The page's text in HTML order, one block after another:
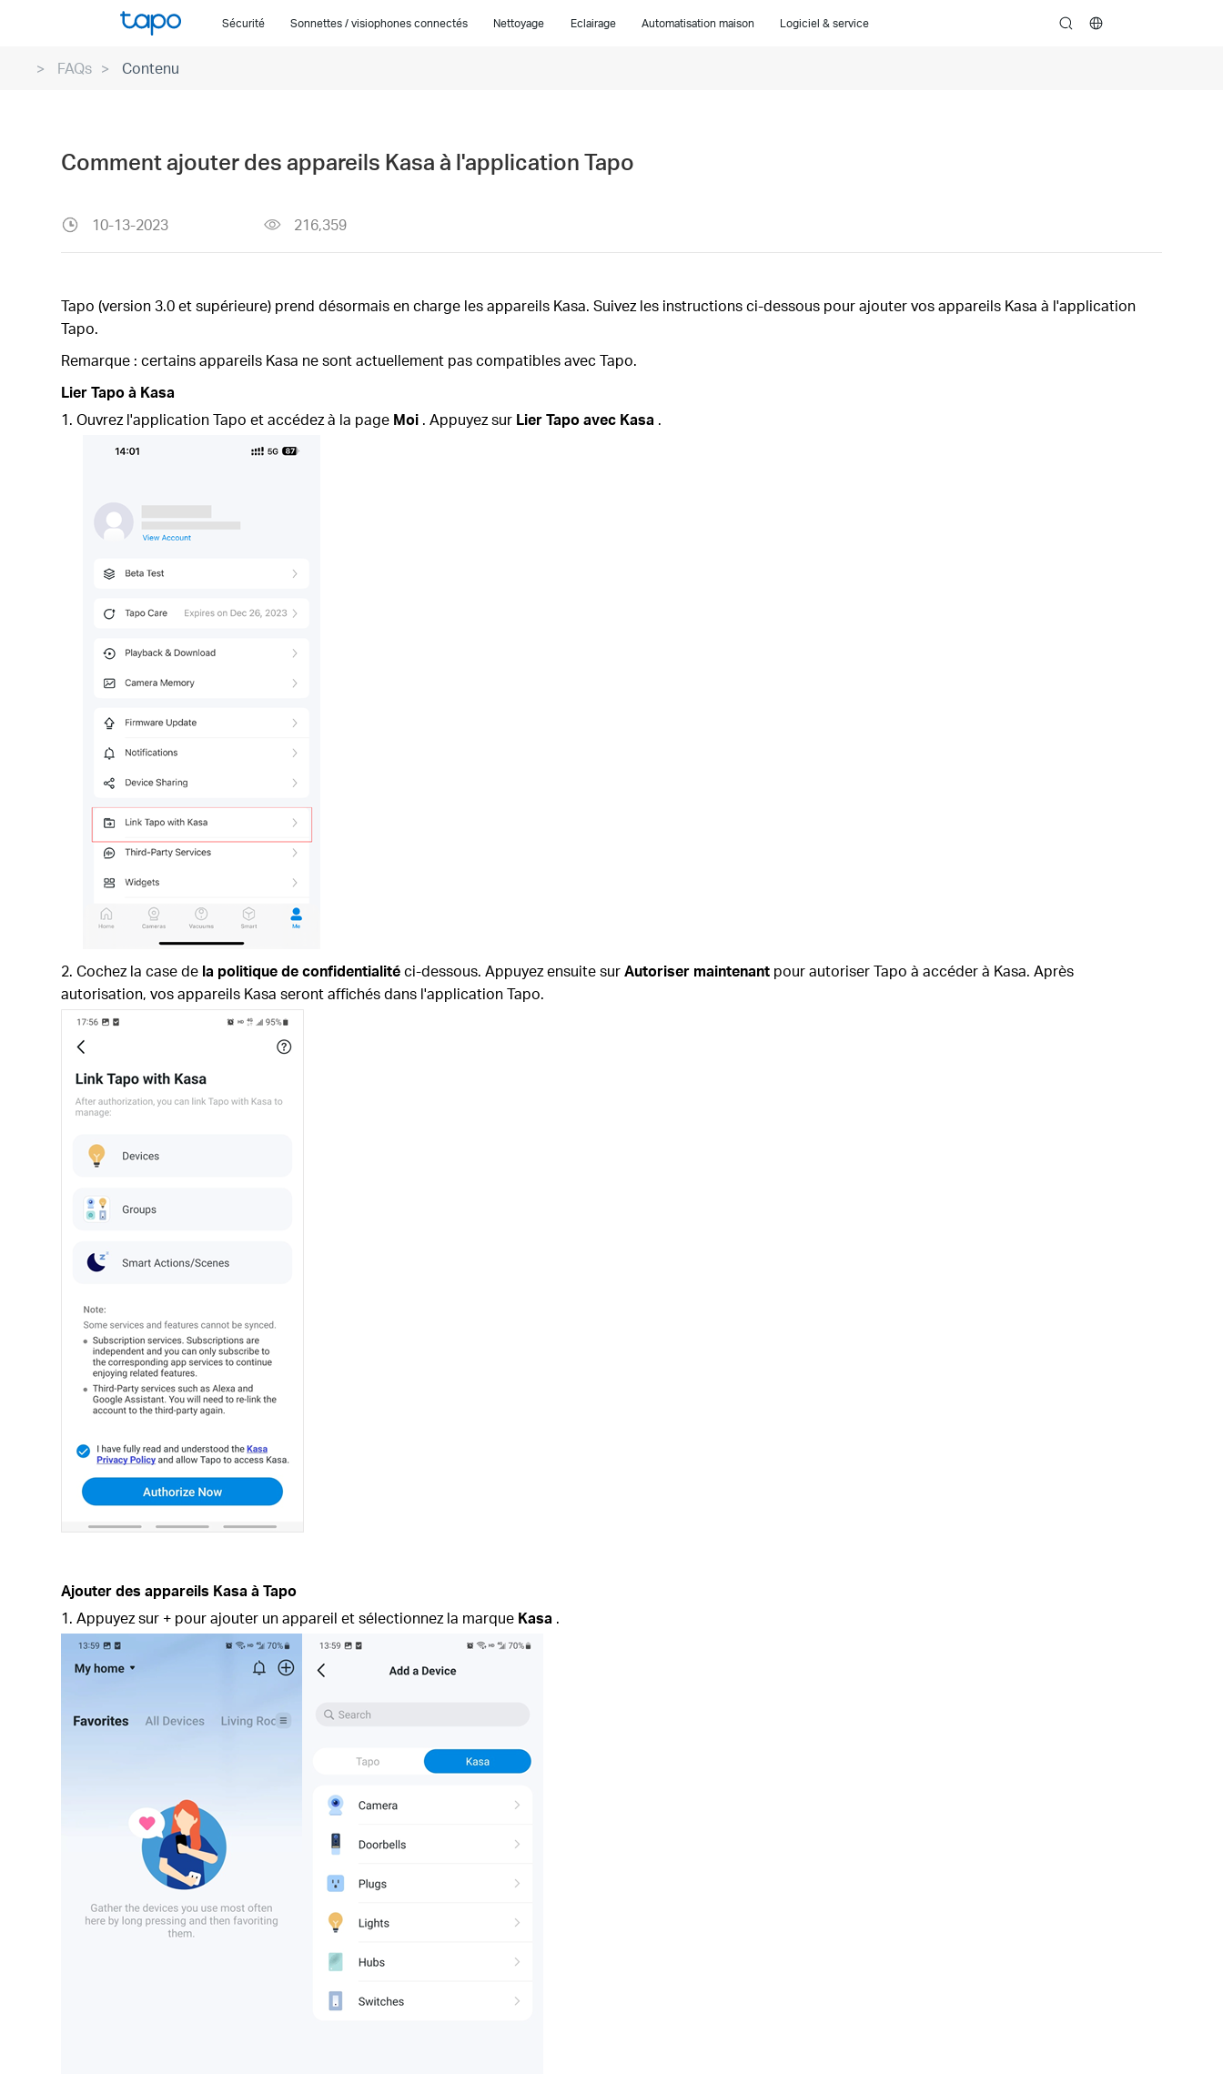
Sécurité Sonnettes / visiophones connectés Nettoyage Eclairage Automatisation maison Logiciel & service search
FAQs Contenu
Comment ajouter des appareils Kasa à l'application Tapo
10-13-2023 216,359
Tapo (version 3.0 et supérieure) prend désormais en charge les appareils Kasa.Suivez les instructions ci-dessous pour ajouter vos appareils Kasa à l'application
Tapo.
Remarque : certains appareils Kasa ne sont actuellement pas compatibles avec Tapo.
Lier Tapo à Kasa
Ouvrez l'application Tapo et accédez à la page Moi .Appuyez sur Lier Tapo avec Kasa .
Cochez la case de la politique de confidentialitéci-dessous.Appuyez ensuite surAutoriser maintenant pour autoriser Tapo à accéder à Kasa.Après
autorisation, vos appareils Kasa seront affichés dans l'application Tapo.
Ajouter des appareils Kasa à Tapo
Appuyez sur + pour ajouter un appareil et sélectionnez la marque Kasa .